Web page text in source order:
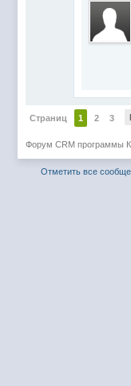
Страниц 1 2 3
Форум CRM программы
Отметить все